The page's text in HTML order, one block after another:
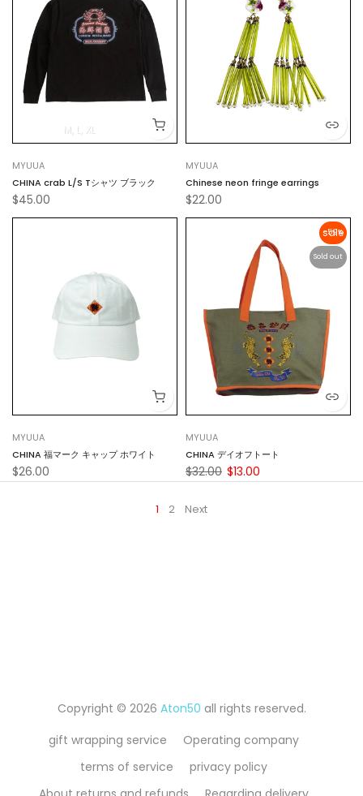
M L XL
MYUUA
CHINA crab L/S Tシャツ ブラック
$45.00
MYUUA
Chinese neon fringe earrings
$22.00
MYUUA
CHINA 福マーク キャップ ホワイト
$26.00
-59%
Sold out
MYUUA
CHINA デイオフトート
$32.00 $13.00
1 2 Next
Copyright © 2026 Aton50 all rights reserved.
gift wrapping service
Operating company
terms of service
privacy policy